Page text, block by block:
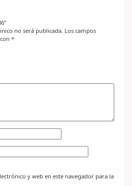
no será publicada. Los campos
*
y web en este navegador para la